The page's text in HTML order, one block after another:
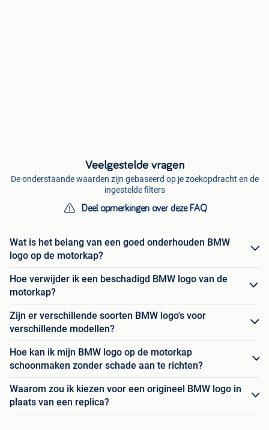
Veelgestelde vragen
De onderstaande waarden zijn gebaseerd op je zoekopdracht en de
ingestelde filters
Deel opmerkingen over deze FAQ
Wat is het belang van een goed onderhouden BMW
logo op de motorkap?
Hoe verwijder ik een beschadigd BMW logo van de
motorkap?
Zijn er verschillende soorten BMW logo's voor
verschillende modellen?
Hoe kan ik mijn BMW logo op de motorkap
schoonmaken zonder schade aan te richten?
Waarom zou ik kiezen voor een origineel BMW logo in
plaats van een replica?